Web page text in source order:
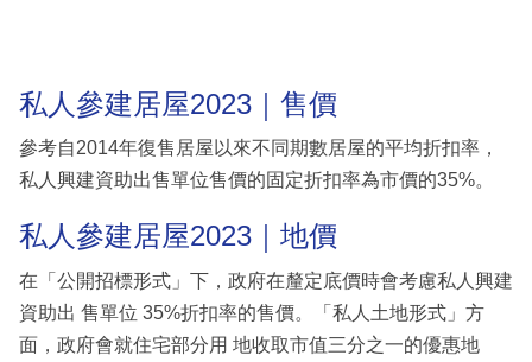
私人參建居屋2023｜售價
參考自2014年復售居屋以來不同期數居屋的平均折扣率，
私人興建資助出售單位售價的固定折扣率為市價的35%。
私人參建居屋2023｜地價
在「公開招標形式」下，政府在釐定底價時會考慮私人興建
資助出 售單位 35%折扣率的售價。「私人土地形式」方
面，政府會就住宅部分用 地收取市值三分之一的優惠地